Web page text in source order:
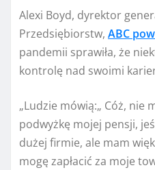
Alexi Boyd, dyrektor
Przedsiębiorstw, ABC
pandemii sprawiła, że
kontrolę nad swoimi
„Ludzie mówią:„ Cóż, nie
podwyżkę mojej pensji,
dużej firmie, ale mam
mogę zapłacić za moje